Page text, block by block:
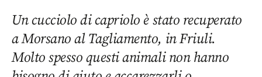
Un cucciolo di capriolo è stato recuperato
a Morsano al Tagliamento, in Friuli.
Molto spesso questi animali non hanno